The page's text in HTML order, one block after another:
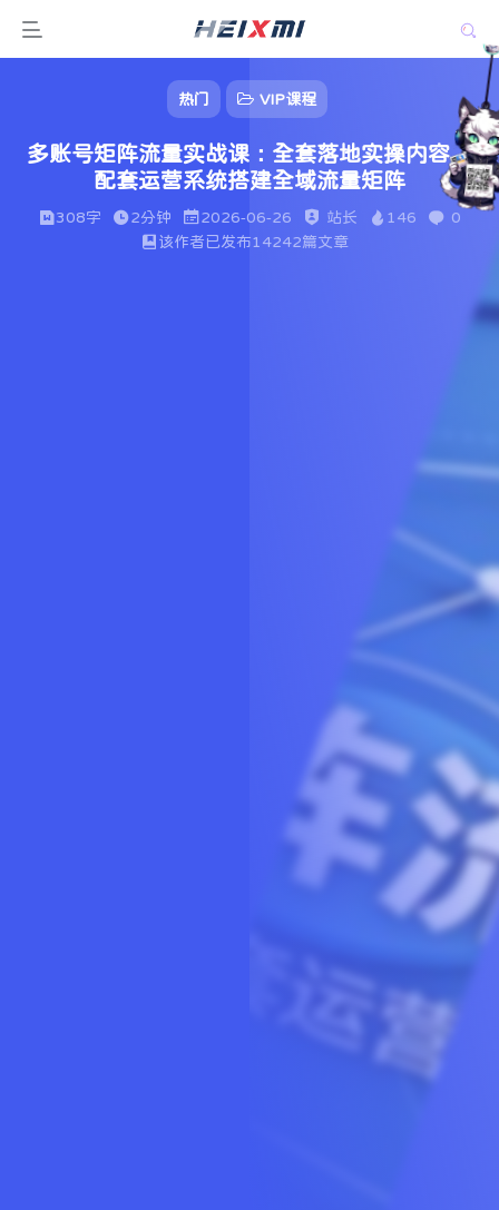
热门 VIP课程
多账号矩阵流量实战课：全套落地实操内容，
配套运营系统搭建全域流量矩阵
308字 2分钟 2026-06-26 站长 146
0
该作者已发布14242篇文章